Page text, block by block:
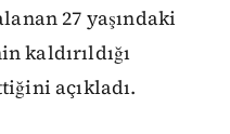
27 yaşındaki
kaldırıldığı
açıkladı.